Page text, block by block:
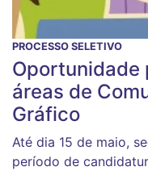
PROCESSO SELETIVO
Oportunidade
áreas de
Gráfico
Até dia 15 de maio,
período de